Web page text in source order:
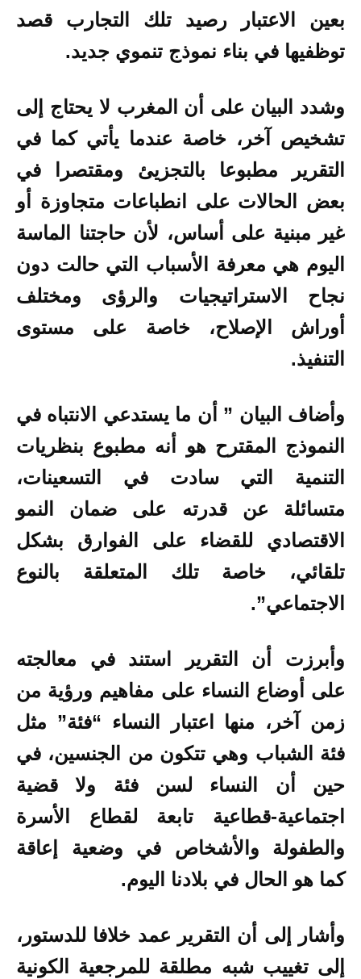
بعين الاعتبار رصيد تلك التجارب قصد
توظفيها في بناء نموذج تنموي جديد.
وشدد البيان على أن المغرب لا يحتاج إلى
تشخيص آخر، خاصة عندما يأتي كما في
التقرير مطبوعا بالتجزيئ ومقتصرا في
بعض الحالات على انطباعات متجاوزة أو
غير مبنية على أساس، لأن حاجتنا الماسة
اليوم هي معرفة الأسباب التي حالت دون
نجاح الاستراتيجيات والرؤى ومختلف
أوراش الإصلاح، خاصة على مستوى
التنفيذ.
وأضاف البيان ” أن ما يستدعي الانتباه في
النموذج المقترح هو أنه مطبوع بنظريات
التنمية التي سادت في التسعينات،
متسائلة عن قدرته على ضمان النمو
الاقتصادي للقضاء على الفوارق بشكل
تلقائي، خاصة تلك المتعلقة بالنوع
الاجتماعي”.
وأبرزت أن التقرير استند في معالجته
على أوضاع النساء على مفاهيم ورؤية من
زمن آخر، منها اعتبار النساء “فئة” مثل
فئة الشباب وهي تتكون من الجنسين، في
حين أن النساء لسن فئة ولا قضية
اجتماعية-قطاعية تابعة لقطاع الأسرة
والطفولة والأشخاص في وضعية إعاقة
كما هو الحال في بلادنا اليوم.
وأشار إلى أن التقرير عمد خلافا للدستور،
إلى تغييب شبه مطلقة للمرجعية الكونية